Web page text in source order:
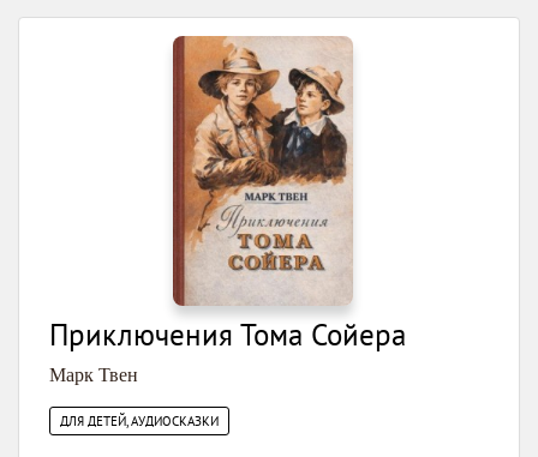
Приключения Тома Сойера
Марк Твен
ДЛЯ ДЕТЕЙ, АУДИОСКАЗКИ